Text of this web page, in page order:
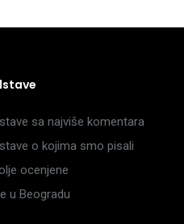
sa najviše komentara
o kojima smo pisali
ocenjene
u Beogradu